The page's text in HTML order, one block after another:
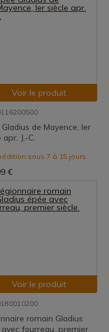
Voir le produit
de Mayence, Ier
apr. J.-C.
sous 7 à 15 jours
€
Voir le produit
romain Gladius
fourreau, premier